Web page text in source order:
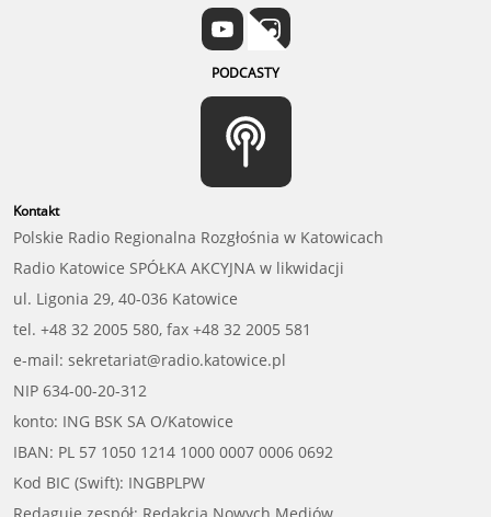
PODCASTY
Kontakt
Polskie Radio Regionalna Rozgłośnia w Katowicach
Radio Katowice SPÓŁKA AKCYJNA w likwidacji
ul. Ligonia 29, 40-036 Katowice
tel. +48 32 2005 580, fax +48 32 2005 581
e-mail: sekretariat@radio.katowice.pl
NIP 634-00-20-312
konto: ING BSK SA O/Katowice
IBAN: PL 57 1050 1214 1000 0007 0006 0692
Kod BIC (Swift): INGBPLPW